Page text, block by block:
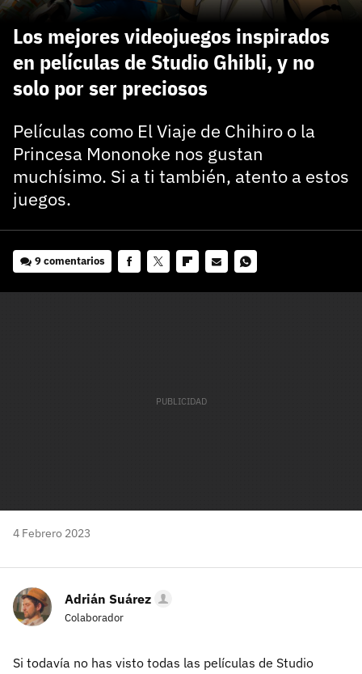
Los mejores videojuegos inspirados
en películas de Studio Ghibli, y no
solo por ser preciosos
Películas como El Viaje de Chihiro o la
Princesa Mononoke nos gustan
muchísimo. Si a ti también, atento a estos
juegos.
9 comentarios
4 Febrero 2023
Adrián Suárez
Colaborador
Si todavía no has visto todas las películas de Studio
Regístrate gratis
El inicio de sesión con Facebook ya no está
disponible, pero puedes seguir usando tu cuenta
de 3DJuegos:
carácter inicial), pero no mayúsculas, espacios, tildes
He leído y acepto lapolitica de privacidad y
de participación
Registrarse en 3DJuegos
Entra con Google
¿Ya tienes cuenta?